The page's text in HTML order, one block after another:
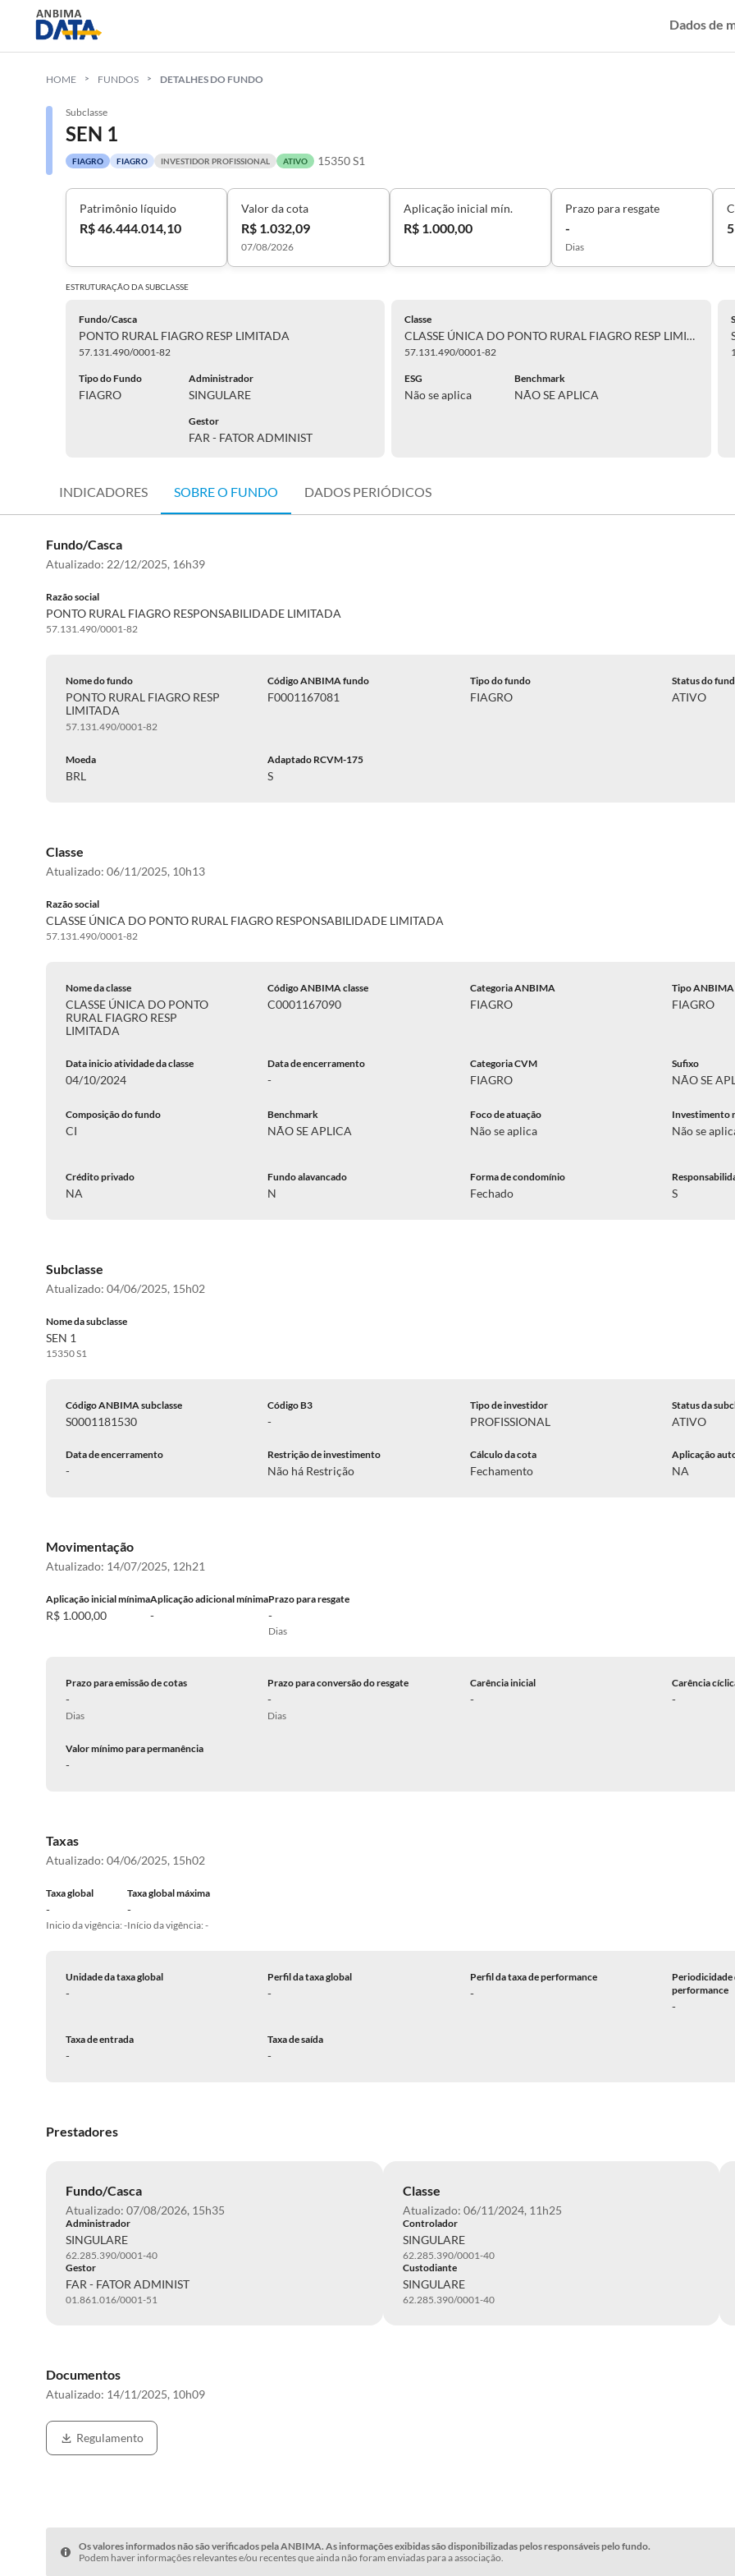
Dados de
HOME FUNDOS DETALHES DO FUNDO
Subclasse
SEN 1
FIAGRO FIAGRO INVESTIDOR PROFISSIONAL ATIVO 15350 S1
Patrimônio líquido
R$ 46.444.014,10
Valor da cota
R$ 1.032,09
07/08/2026
Aplicação inicial mín.
R$ 1.000,00
Prazo para resgate
-
Dias
5
ESTRUTURAÇÃO DASUBCLASSE
Fundo/Casca
PONTO RURAL FIAGRO RESP LIMITADA
57.131.490/0001-82
Tipo do Fundo
FIAGRO
Administrador
SINGULARE
Gestor
FAR - FATOR ADMINIST
Classe
CLASSE ÚNICA DO PONTO RURAL FIAGRO RESP LIMITADA
57.131.490/0001-82
ESG
Não se aplica
Benchmark
NÃO SE APLICA
INDICADORES SOBRE O FUNDO DADOS PERIÓDICOS
Fundo/Casca
Atualizado: 22/12/2025, 16h39
Razão social
PONTO RURAL FIAGRO RESPONSABILIDADE LIMITADA
57.131.490/0001-82
Nome do fundo
PONTO RURAL FIAGRO RESP
LIMITADA
57.131.490/0001-82
Código ANBIMA fundo
F0001167081
Tipo do fundo
FIAGRO
Status do
ATIVO
Moeda
BRL
Adaptado RCVM-175
S
Classe
Atualizado: 06/11/2025, 10h13
Razão social
CLASSE ÚNICA DO PONTO RURAL FIAGRO RESPONSABILIDADE LIMITADA
57.131.490/0001-82
Nome da classe
CLASSE ÚNICA DO PONTO
RURAL FIAGRO RESP
LIMITADA
Código ANBIMA classe
C0001167090
Categoria ANBIMA
FIAGRO
Tipo ANBIMA
FIAGRO
Data inicio atividade da classe
04/10/2024
Data de encerramento
-
Categoria CVM
FIAGRO
Sufixo
NÃO SE
Composição do fundo
CI
Benchmark
NÃO SE APLICA
Foco de atuação
Não se aplica
Investimento
Não se
Crédito privado
NA
Fundo alavancado
N
Forma de condomínio
Fechado S
Subclasse
Atualizado: 04/06/2025, 15h02
Nome da subclasse
SEN 1
15350 S1
Código ANBIMA subclasse
S0001181530
Código B3
-
Tipo de investidor
PROFISSIONAL
Status da
ATIVO
Data de encerramento
-
Restrição de investimento
Não há Restrição
Cálculo da cota
Fechamento
Aplicação
NA
Movimentação
Atualizado: 14/07/2025, 12h21
Aplicação inicial mínima
R$ 1.000,00
Aplicação adicional mínima
-
Prazo para resgate
-
Dias
Prazo para emissão de cotas
-
Dias
Prazo para conversão do resgate
-
Dias
Carência inicial
-
Carência
-
Valor mínimo para permanência
-
Taxas
Atualizado: 04/06/2025, 15h02
Taxa global
-
Inicio da vigência: -
Taxa global máxima
-
Início da vigência: -
Unidade da taxa global
-
Perfil da taxa global
-
Perfil da taxa de performance
-
Periodicidade
performance
-
Taxa de entrada
-
Taxa de saída
-
Prestadores
Fundo/Casca
Atualizado: 07/08/2026, 15h35
Administrador
SINGULARE
62.285.390/0001-40
Gestor
FAR - FATOR ADMINIST
01.861.016/0001-51
Classe
Atualizado: 06/11/2024, 11h25
Controlador
SINGULARE
62.285.390/0001-40
Custodiante
SINGULARE
62.285.390/0001-40
Documentos
Atualizado: 14/11/2025, 10h09
Regulamento
Os valores informados não são verificados pela ANBIMA. As informações exibidas são disponibilizadas pelos responsáveis pelo fundo.
Podem haver informações relevantes e/ou recentes que ainda não foram enviadas para a associação.